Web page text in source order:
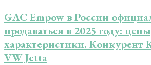
GAC Empow в России
продаваться в 2025 году:
характеристики. Конкурент
VW Jetta